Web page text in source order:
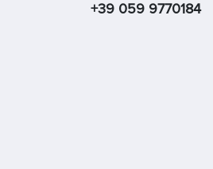
+39 059 9770184